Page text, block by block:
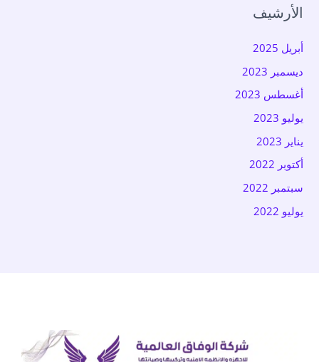
الأرشيف
أبريل 2025
ديسمبر 2023
أغسطس 2023
يوليو 2023
يناير 2023
أكتوبر 2022
سبتمبر 2022
يوليو 2022